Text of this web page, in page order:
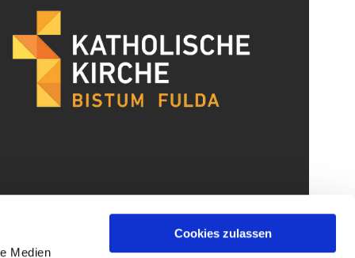
Medien
Cookies zulassen